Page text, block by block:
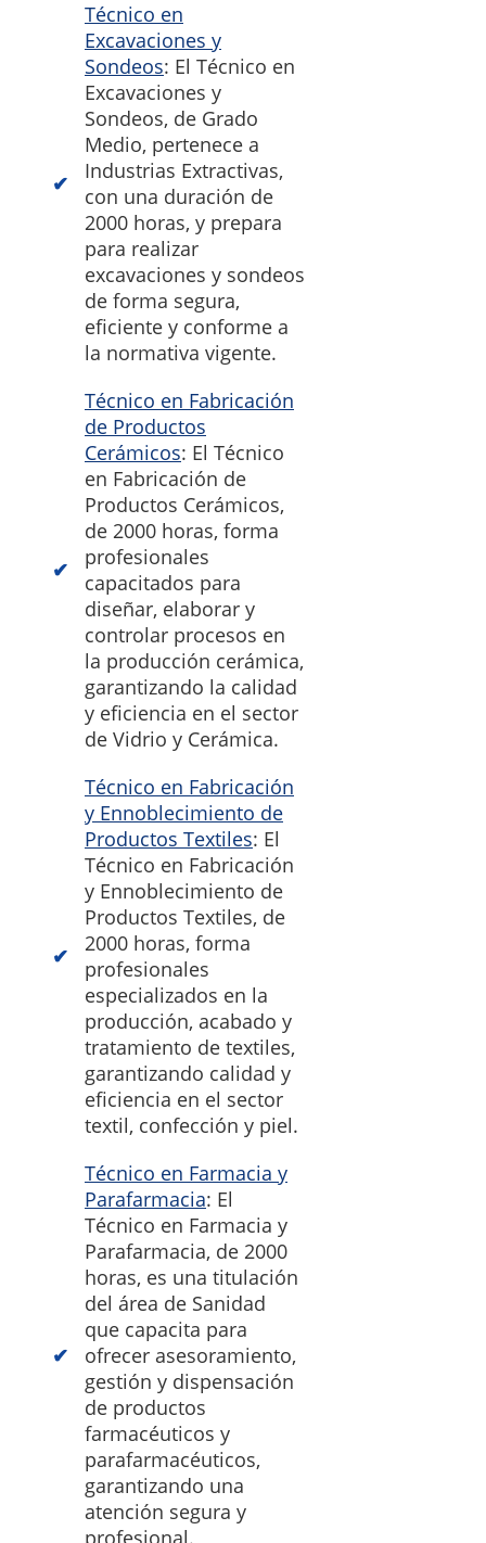
Técnico en
Excavaciones y
Sondeos: El Técnico en
Excavaciones y
Sondeos, de Grado
Medio, pertenece a
Industrias Extractivas,
con una duración de
2000 horas, y prepara
para realizar
excavaciones y sondeos
de forma segura,
eficiente y conforme a
la normativa vigente.
Técnico en Fabricación
de Productos
Cerámicos: El Técnico
en Fabricación de
Productos Cerámicos,
de 2000 horas, forma
profesionales
capacitados para
diseñar, elaborar y
controlar procesos en
la producción cerámica,
garantizando la calidad
y eficiencia en el sector
de Vidrio y Cerámica.
Técnico en Fabricación
y Ennoblecimiento de
Productos Textiles: El
Técnico en Fabricación
y Ennoblecimiento de
Productos Textiles, de
2000 horas, forma
profesionales
especializados en la
producción, acabado y
tratamiento de textiles,
garantizando calidad y
eficiencia en el sector
textil, confección y piel.
Técnico en Farmacia y
Parafarmacia: El
Técnico en Farmacia y
Parafarmacia, de 2000
horas, es una titulación
del área de Sanidad
que capacita para
ofrecer asesoramiento,
gestión y dispensación
de productos
farmacéuticos y
parafarmacéuticos,
garantizando una
atención segura y